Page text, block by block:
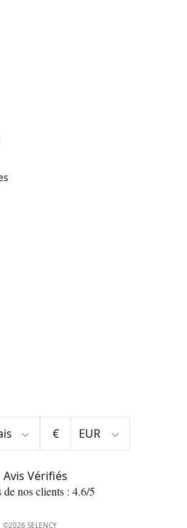
€
de nos clients : 4.6/5
©2026 SELENCY